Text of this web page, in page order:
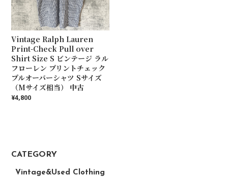
CATEGORY
Vintage&Used Clothing
Vintage Ralph Lauren
Print-Check Pull over
Shirt Size S ビンテージ ラル
フローレン プリントチェック
プルオーバーシャツ Sサイズ
（Mサイズ相当） 中古
¥4,800